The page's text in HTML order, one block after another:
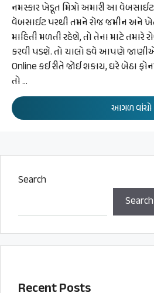
નમસ્કાર ખેડૂત મિત્રો અમારી આ
વેબસાઈટ પરથી તમને રોજ જમીન અને
માહિતી મળતી રહેશે, તો તેના માટે તમારે
કરવી પડશે. તો ચાલો હવે આપણે
Online કઈ રીતે જોઈ શકાય, ઘરે બેઠા
તો …
આગળ વાંચો
Search
Search
Recent Posts